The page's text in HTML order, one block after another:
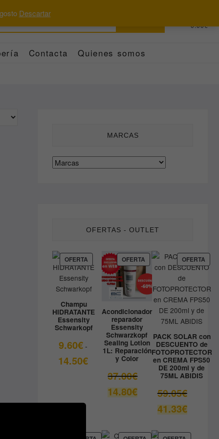
Descartar
0.00€
Contacta Quienes somos
MARCAS
OFERTAS - OUTLET
OFERTAPRODUCTO
EN
OFERTA
Champu
HIDRATANTE
Essensity
Schwarkopf
9.60€ -
14.50€Rango
precios:
OFERTA PRODUCTO
EN
OFERTA
Acondicionador
reparador
Essensity
Schwarzkopf
Sealing Lotion
1L: Reparación
y Color
37.00€El
original
37.00€.
14.80€El
precio
14.80€.
OFERTA
EN
PACK SOLAR con
DESCUENTO de
FOTOPROTECTOR
en CREMA FPS50
DE 200ml y de
75ML ABIDIS
59.05€El
original
59.05€.
41.33€El
precio